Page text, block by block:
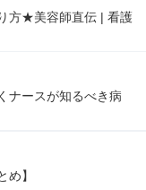
方★美容師直伝 | 看護
ナースが知るべき病
め】